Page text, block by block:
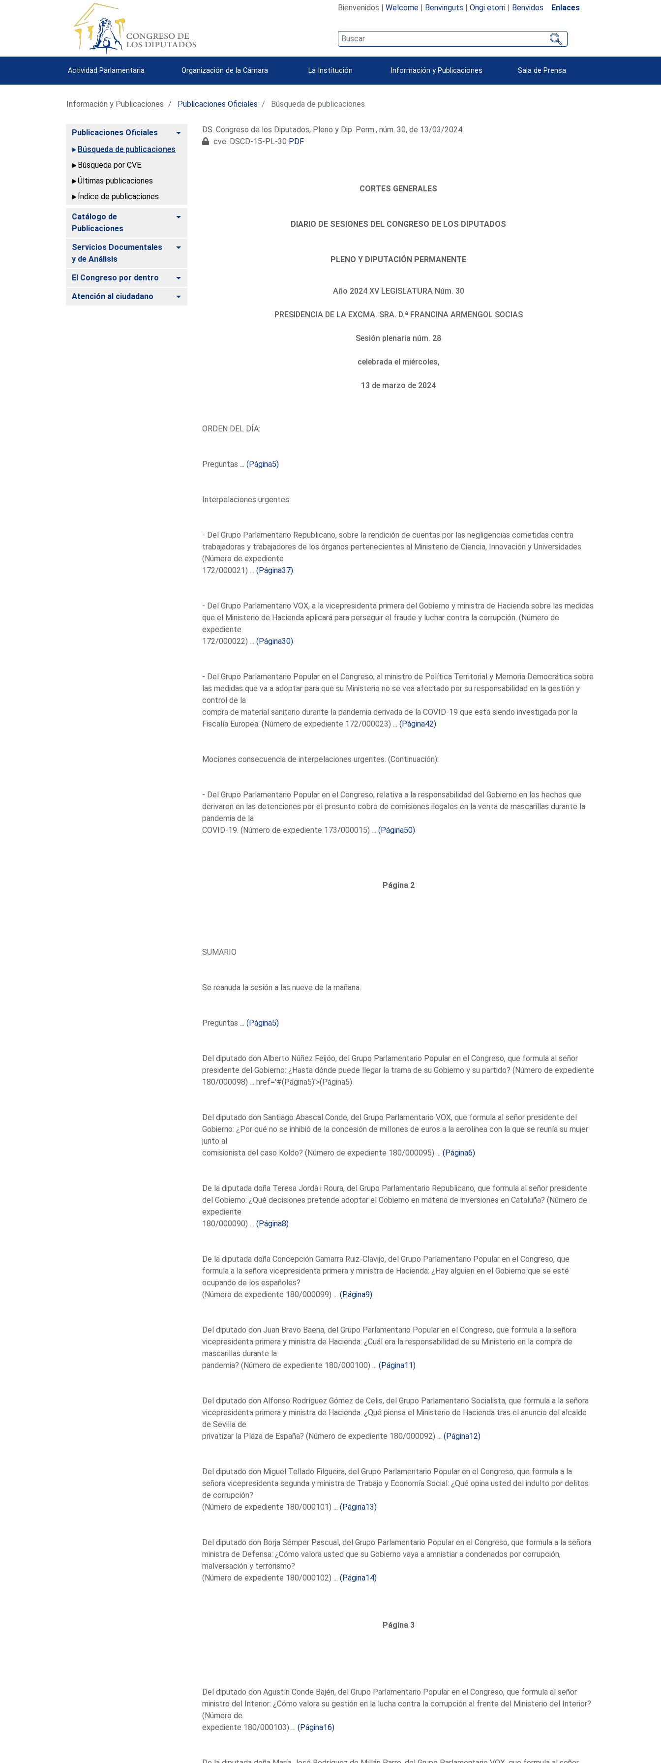
Bienvenidos | Welcome| Benvinguts | Ongi etorri| Benvidos Enlaces
Actividad Parlamentaria Organización de la Cámara La Institución Información y Publicaciones Sala de Prensa
Información y Publicaciones Publicaciones Oficiales Búsqueda de publicaciones
Publicaciones Oficiales
Alternar
Búsqueda de publicaciones
Búsqueda por CVE
Últimas publicaciones
Índice de publicaciones
Catálogo de
Publicaciones
Alternar
Servicios Documentales
y de Análisis
Alternar
El Congreso por dentro Alternar
Atención al ciudadano Alternar
DS. Congreso de los Diputados, Pleno y Dip. Perm., núm. 30, de 13/03/2024
cve: DSCD-15-PL-30 PDF
CORTES GENERALES
DIARIO DE SESIONES DEL CONGRESO DE LOS DIPUTADOS
PLENO Y DIPUTACIÓN PERMANENTE
Año 2024 XV LEGISLATURA Núm. 30
PRESIDENCIA DE LA EXCMA. SRA. D.ª FRANCINA ARMENGOL SOCIAS
Sesión plenaria núm. 28
celebrada el miércoles,
13 de marzo de 2024
ORDEN DEL DÍA:
Preguntas ... (Página5)
Interpelaciones urgentes:
- Del Grupo Parlamentario Republicano, sobre la rendición de cuentas por las negligencias cometidas contra
trabajadoras y trabajadores de los órganos pertenecientes al Ministerio de Ciencia, Innovación y Universidades.
(Número de expediente
172/000021) ... (Página37)
- Del Grupo Parlamentario VOX, a la vicepresidenta primera del Gobierno y ministra de Hacienda sobre las medidas
que el Ministerio de Hacienda aplicará para perseguir el fraude y luchar contra la corrupción. (Número de
expediente
172/000022) ... (Página30)
- Del Grupo Parlamentario Popular en el Congreso, al ministro de Política Territorial y Memoria Democrática sobre
las medidas que va a adoptar para que su Ministerio no se vea afectado por su responsabilidad en la gestión y
control de la
compra de material sanitario durante la pandemia derivada de la COVID-19 que está siendo investigada por la
Fiscalía Europea. (Número de expediente 172/000023) ... (Página42)
Mociones consecuencia de interpelaciones urgentes. (Continuación):
- Del Grupo Parlamentario Popular en el Congreso, relativa a la responsabilidad del Gobierno en los hechos que
derivaron en las detenciones por el presunto cobro de comisiones ilegales en la venta de mascarillas durante la
pandemia de la
COVID-19. (Número de expediente 173/000015) ... (Página50)
Página 2
SUMARIO
Se reanuda la sesión a las nueve de la mañana.
Preguntas ... (Página5)
Del diputado don Alberto Núñez Feijóo, del Grupo Parlamentario Popular en el Congreso, que formula al señor
presidente del Gobierno: ¿Hasta dónde puede llegar la trama de su Gobierno y su partido? (Número de expediente
180/000098) ... href='#(Página5)'>(Página5)
Del diputado don Santiago Abascal Conde, del Grupo Parlamentario VOX, que formula al señor presidente del
Gobierno: ¿Por qué no se inhibió de la concesión de millones de euros a la aerolínea con la que se reunía su mujer
junto al
comisionista del caso Koldo? (Número de expediente 180/000095) ... (Página6)
De la diputada doña Teresa Jordà i Roura, del Grupo Parlamentario Republicano, que formula al señor presidente
del Gobierno: ¿Qué decisiones pretende adoptar el Gobierno en materia de inversiones en Cataluña? (Número de
expediente
180/000090) ... (Página8)
De la diputada doña Concepción Gamarra Ruiz-Clavijo, del Grupo Parlamentario Popular en el Congreso, que
formula a la señora vicepresidenta primera y ministra de Hacienda: ¿Hay alguien en el Gobierno que se esté
ocupando de los españoles?
(Número de expediente 180/000099) ... (Página9)
Del diputado don Juan Bravo Baena, del Grupo Parlamentario Popular en el Congreso, que formula a la señora
vicepresidenta primera y ministra de Hacienda: ¿Cuál era la responsabilidad de su Ministerio en la compra de
mascarillas durante la
pandemia? (Número de expediente 180/000100) ... (Página11)
Del diputado don Alfonso Rodríguez Gómez de Celis, del Grupo Parlamentario Socialista, que formula a la señora
vicepresidenta primera y ministra de Hacienda: ¿Qué piensa el Ministerio de Hacienda tras el anuncio del alcalde
de Sevilla de
privatizar la Plaza de España? (Número de expediente 180/000092) ... (Página12)
Del diputado don Miguel Tellado Filgueira, del Grupo Parlamentario Popular en el Congreso, que formula a la
señora vicepresidenta segunda y ministra de Trabajo y Economía Social: ¿Qué opina usted del indulto por delitos
de corrupción?
(Número de expediente 180/000101) ... (Página13)
Del diputado don Borja Sémper Pascual, del Grupo Parlamentario Popular en el Congreso, que formula a la señora
ministra de Defensa: ¿Cómo valora usted que su Gobierno vaya a amnistiar a condenados por corrupción,
malversación y terrorismo?
(Número de expediente 180/000102) ... (Página14)
Página 3
Del diputado don Agustín Conde Bajén, del Grupo Parlamentario Popular en el Congreso, que formula al señor
ministro del Interior: ¿Cómo valora su gestión en la lucha contra la corrupción al frente del Ministerio del Interior?
(Número de
expediente 180/000103) ... (Página16)